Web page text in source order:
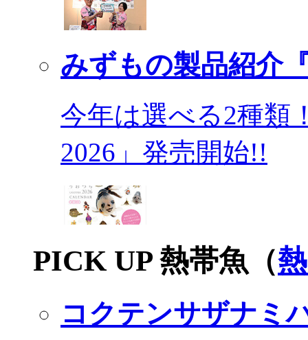
みずもの製品紹介
今年は選べる2種類
2026」発売開始!!
PICK UP 熱帯魚（
コクテンサザナミ